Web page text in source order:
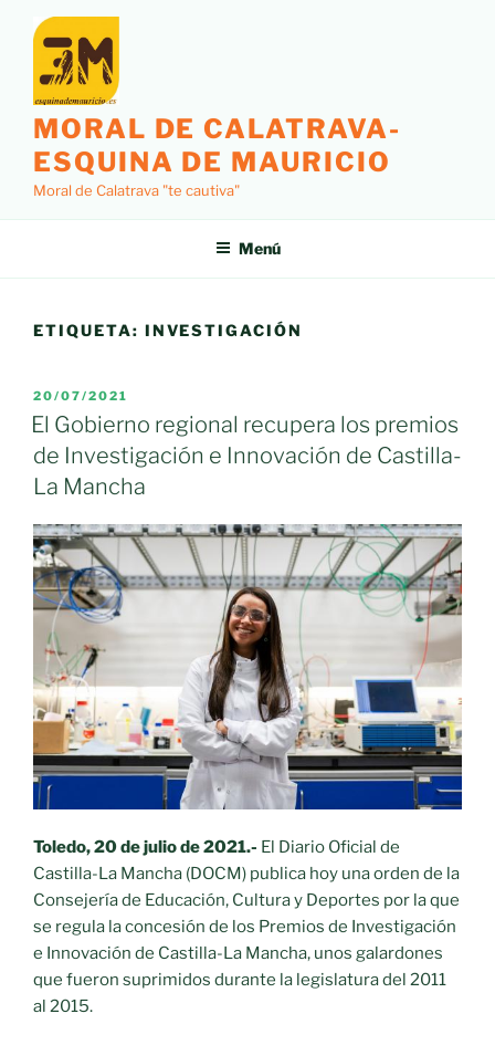
contenido
MORAL DE CALATRAVA-
ESQUINA DE MAURICIO
Moral de Calatrava "te cautiva"
Menú
ETIQUETA: INVESTIGACIÓN
PUBLICADO
EL
20/07/2021
El Gobierno regional recupera los premios
de Investigación e Innovación de Castilla-
La Mancha
Toledo, 20 de julio de 2021.- El Diario Oficial de
Castilla-La Mancha (DOCM) publica hoy una orden de la
Consejería de Educación, Cultura y Deportes por la que
se regula la concesión de los Premios de Investigación
e Innovación de Castilla-La Mancha, unos galardones
que fueron suprimidos durante la legislatura del 2011
al 2015.